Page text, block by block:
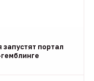
запустят портал